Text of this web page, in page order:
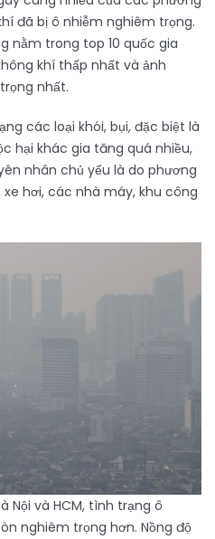
đã bị ô nhiễm nghiêm trọng.
nằm trong top 10 quốc gia
khí thấp nhất và ảnh
nhất.
các loại khói, bụi, đặc biệt là
hại khác gia tăng quá nhiều,
nhân chủ yếu là do phương
hơi, các nhà máy, khu công
Nội và HCM, tình trạng ô
nghiêm trọng hơn. Nồng độ